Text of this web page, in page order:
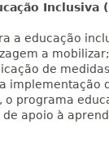
Inclusiva
a educação
a mobilizar;
de
implementação
programa
apoio à